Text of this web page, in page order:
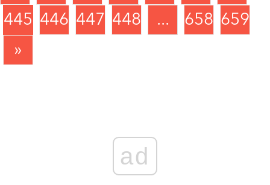
445 446 447 448 ... 658 659
»
ad